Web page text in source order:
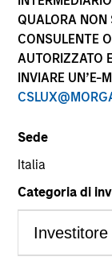
QUALORA NON
CONSULENTE
AUTORIZZATO
INVIARE UN’E-
Sede
Italia
Categoria di
performance
patrimonio netto
comprendono
all’emissione e
alle
Stanley
Rendimenti
*Devise de